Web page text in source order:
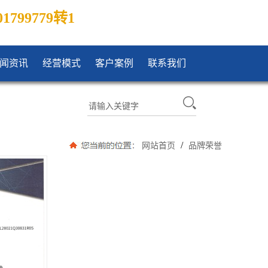
转1
资讯 经营模式 客户案例 联系我们
网站首页 / 品牌荣誉